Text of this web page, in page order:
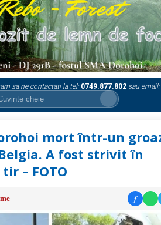
sa ne contactati la tel: 0749.877.802 sau email:
mort într-un
A fost strivit în
– FOTO
f